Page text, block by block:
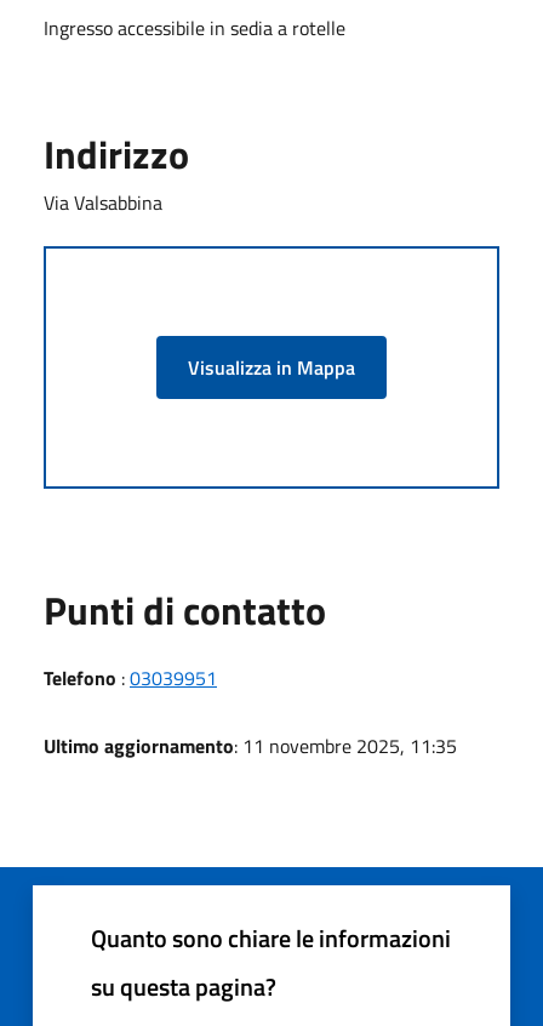
Ingresso accessibile in sedia a rotelle
Indirizzo
Via Valsabbina
Visualizza in Mappa
Punti di contatto
Telefono :03039951
Ultimo aggiornamento: 11 novembre 2025, 11:35
Quanto sono chiare le informazioni
su questa pagina?